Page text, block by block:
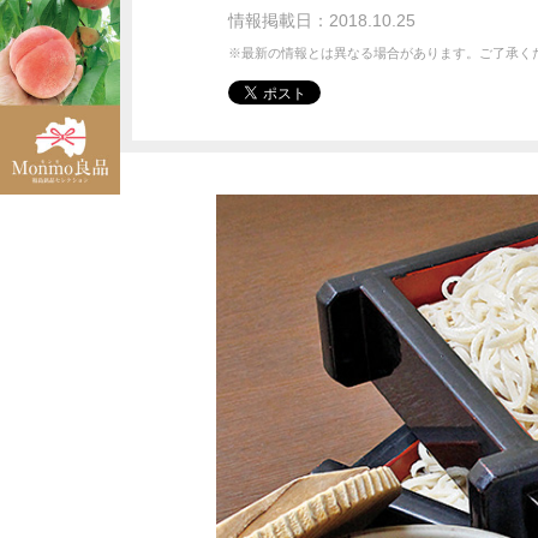
情報掲載日：2018.10.25
※最新の情報とは異なる場合があります。ご了承く